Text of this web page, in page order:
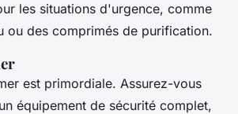
les situations d'urgence, comme
ou des comprimés de purification.
est primordiale. Assurez-vous
équipement de sécurité complet,